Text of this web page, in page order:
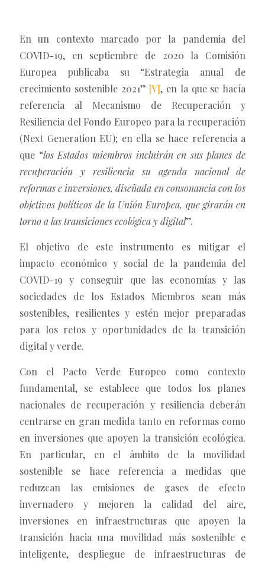
En un contexto marcado por la pandemia del
COVID-19, en septiembre de 2020 la Comisión
Europea publicaba su “Estrategia anual de
crecimiento sostenible 2021” [V], en la que se hacía
referencia al Mecanismo de Recuperación y
Resiliencia del Fondo Europeo para la recuperación
(Next Generation EU); en ella se hace referencia a
que “los Estados miembros incluirán en sus planes de
recuperación y resiliencia su agenda nacional de
reformas e inversiones, diseñada en consonancia con los
objetivos políticos de la Unión Europea, que girarán en
torno a las transiciones ecológica y digital”.
El objetivo de este instrumento es mitigar el
impacto económico y social de la pandemia del
COVID-19 y conseguir que las economías y las
sociedades de los Estados Miembros sean más
sostenibles, resilientes y estén mejor preparadas
para los retos y oportunidades de la transición
digital y verde.
Con el Pacto Verde Europeo como contexto
fundamental, se establece que todos los planes
nacionales de recuperación y resiliencia deberán
centrarse en gran medida tanto en reformas como
en inversiones que apoyen la transición ecológica.
En particular, en el ámbito de la movilidad
sostenible se hace referencia a medidas que
reduzcan las emisiones de gases de efecto
invernadero y mejoren la calidad del aire,
inversiones en infraestructuras que apoyen la
transición hacia una movilidad más sostenible e
inteligente, despliegue de infraestructuras de